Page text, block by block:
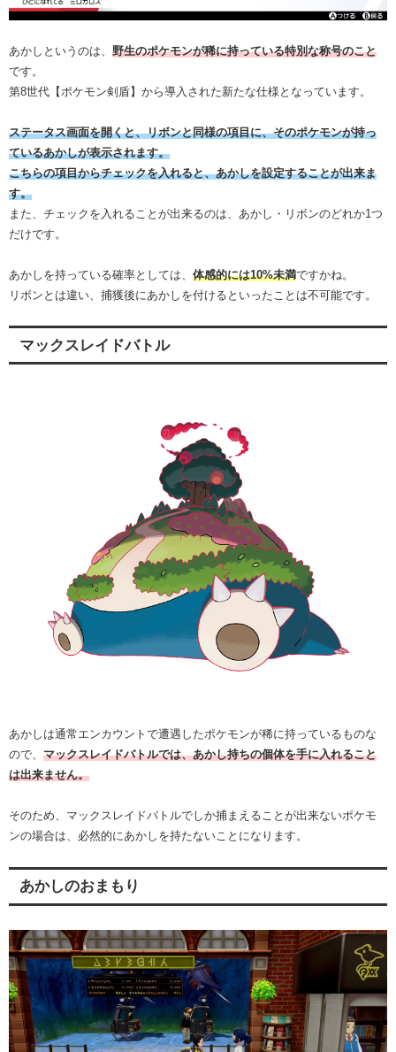
あかしというのは、 野生のポケモンが稀に持っている特別な称号のこと
です。
第8世代【ポケモン剣盾】から導入された新たな仕様となっています。
ステータス画面を開くと、リボンと同様の項目に、そのポケモンが持っ
ているあかしが表示されます。
こちらの項目からチェックを入れると、あかしを設定することが出来ま
す。
また、チェックを入れることが出来るのは、あかし・リボンのどれか1つ
だけです。
あかしを持っている確率としては、 体感的には10%未満ですかね。
リボンとは違い、捕獲後にあかしを付けるといったことは不可能です。
マックスレイドバトル
あかしは通常エンカウントで遭遇したポケモンが稀に持っているものな
ので、 マックスレイドバトルでは、あかし持ちの個体を手に入れること
は出来ません。
そのため、マックスレイドバトルでしか捕まえることが出来ないポケモ
ンの場合は、必然的にあかしを持たないことになります。
あかしのおまもり